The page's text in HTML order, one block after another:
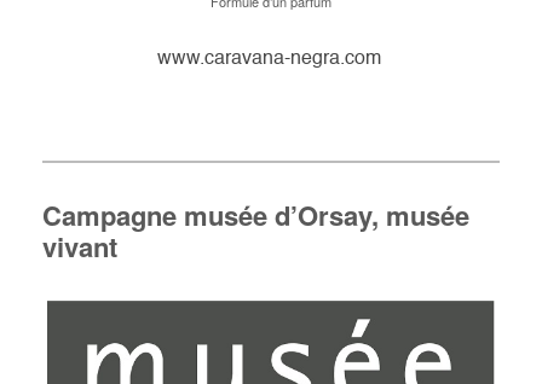
www.caravana-negra.com
Campagne musée d’Orsay, musée
vivant